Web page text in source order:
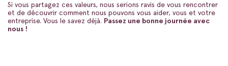
Si vous partagez ces valeurs, nous serions ravis de vous rencontrer
et de découvrir comment nous pouvons vous aider, vous et votre
entreprise. Vous le savez déjà. Passez une bonne journée avec
nous !